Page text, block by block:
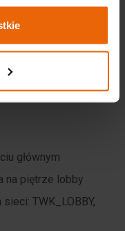
Galicyjska
głównym
na piętrze lobby
TWK_LOBBY,